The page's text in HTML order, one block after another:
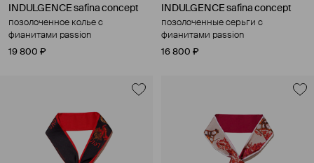
INDULGENCE safina concept
позолоченное колье с
фианитами passion
19 800 ₽
INDULGENCE safina concept
позолоченные серьги с
фианитами passion
16 800 ₽